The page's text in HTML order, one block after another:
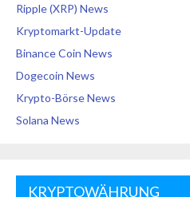
Ripple (XRP) News
Kryptomarkt-Update
Binance Coin News
Dogecoin News
Krypto-Börse News
Solana News
KRYPTOWÄHRUNG